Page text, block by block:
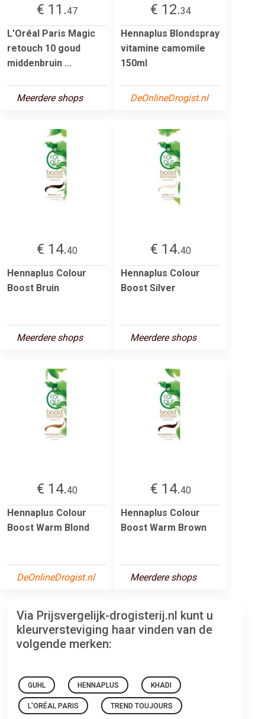
€ 11.47
L'Oréal Paris Magic
retouch 10 goud
middenbruin ...
Meerdere shops
€ 12.34
Hennaplus Blondspray
vitamine camomile
150ml
DeOnlineDrogist.nl
€ 14.40
Hennaplus Colour
Boost Bruin
Meerdere shops
€ 14.40
Hennaplus Colour
Boost Silver
Meerdere shops
€ 14.40
Hennaplus Colour
Boost Warm Blond
DeOnlineDrogist.nl
€ 14.40
Hennaplus Colour
Boost Warm Brown
Meerdere shops
Via Prijsvergelijk-drogisterij.nl kunt u
kleurversteviging haar vinden van de
volgende merken:
GUHL HENNAPLUS KHADI
L'ORÉAL PARIS TREND TOUJOURS